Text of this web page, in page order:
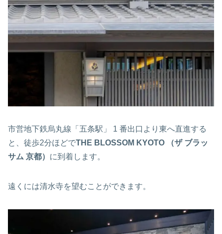
市営地下鉄烏丸線「五条駅」 1 番出口より東へ直進する
と、徒歩2分ほどでTHE BLOSSOM KYOTO （ザ ブラッ
サム 京都） に到着します。
遠くには清水寺を望むことができます。